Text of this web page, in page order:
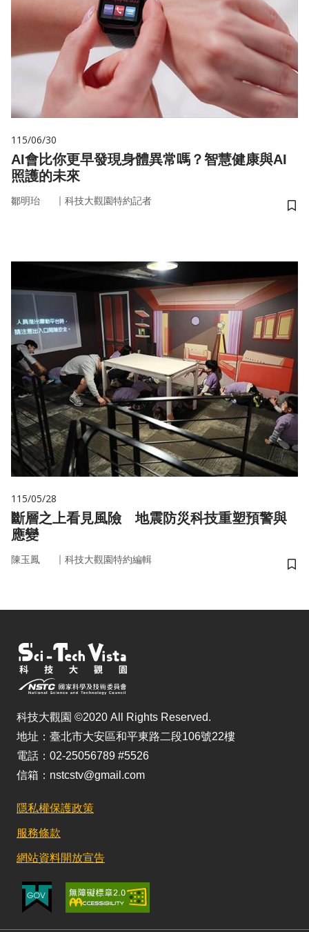
115/06/30
AI會比你更早發現身體異常嗎？智慧健康與AI
照護的未來
鄒明珆 ｜ 科技大觀園特約記者
儲
115/05/28
斷層之上看見風險 地震防災科技重塑預警與
應變
陳玉鳳 ｜ 科技大觀園特約編輯
儲
科技大觀園 ©2020 All Rights Reserved.
地址：臺北市大安區和平東路二段106號22樓
電話：02-25056789 #5526
信箱：nstcstv@gmail.com
隱私權保護政策
服務條款
網站資料開放宣告